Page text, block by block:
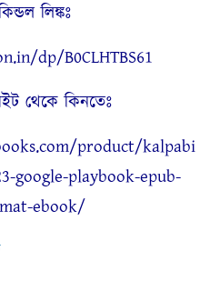
লিঙ্কঃ
dp/B0CLHTBS61
থেকে কিনতেঃ
product/kalpabi
google-playbook-epub-
ebook/